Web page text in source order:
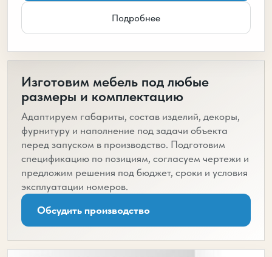
Подробнее
Изготовим мебель под любые
размеры и комплектацию
Адаптируем габариты, состав изделий, декоры,
фурнитуру и наполнение под задачи объекта
перед запуском в производство. Подготовим
спецификацию по позициям, согласуем чертежи и
предложим решения под бюджет, сроки и условия
эксплуатации номеров.
Обсудить производство